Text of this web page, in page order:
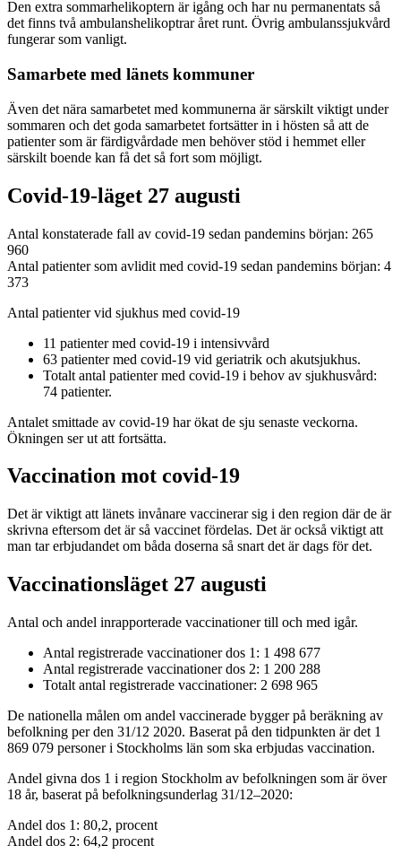
Den extra sommarhelikoptern är igång och har nu permanentats så
det finns två ambulanshelikoptrar året runt. Övrig ambulanssjukvård
fungerar som vanligt.
Samarbete med länets kommuner
Även det nära samarbetet med kommunerna är särskilt viktigt under
sommaren och det goda samarbetet fortsätter in i hösten så att de
patienter som är färdigvårdade men behöver stöd i hemmet eller
särskilt boende kan få det så fort som möjligt.
Covid-19-läget 27 augusti
Antal konstaterade fall av covid-19 sedan pandemins början: 265
960
Antal patienter som avlidit med covid-19 sedan pandemins början: 4
373
Antal patienter vid sjukhus med covid-19
11 patienter med covid-19 i intensivvård
63 patienter med covid-19 vid geriatrik och akutsjukhus.
Totalt antal patienter med covid-19 i behov av sjukhusvård:
74 patienter.
Antalet smittade av covid-19 har ökat de sju senaste veckorna.
Ökningen ser ut att fortsätta.
Vaccination mot covid-19
Det är viktigt att länets invånare vaccinerar sig i den region där de är
skrivna eftersom det är så vaccinet fördelas. Det är också viktigt att
man tar erbjudandet om båda doserna så snart det är dags för det.
Vaccinationsläget 27 augusti
Antal och andel inrapporterade vaccinationer till och med igår.
Antal registrerade vaccinationer dos 1: 1 498 677
Antal registrerade vaccinationer dos 2: 1 200 288
Totalt antal registrerade vaccinationer: 2 698 965
De nationella målen om andel vaccinerade bygger på beräkning av
befolkning per den 31/12 2020. Baserat på den tidpunkten är det 1
869 079 personer i Stockholms län som ska erbjudas vaccination.
Andel givna dos 1 i region Stockholm av befolkningen som är över
18 år, baserat på befolkningsunderlag 31/12–2020:
Andel dos 1: 80,2, procent
Andel dos 2: 64,2 procent